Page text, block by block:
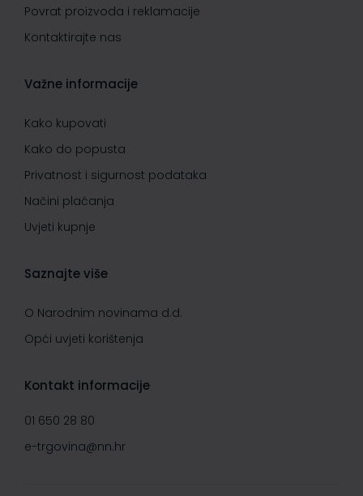
Povrat proizvoda i reklamacije
Kontaktirajte nas
Važne informacije
Kako kupovati
Kako do popusta
Privatnost i sigurnost podataka
Načini plaćanja
Uvjeti kupnje
Saznajte više
O Narodnim novinama d.d.
Opći uvjeti korištenja
Kontakt informacije
01 650 28 80
e-trgovina@nn.hr